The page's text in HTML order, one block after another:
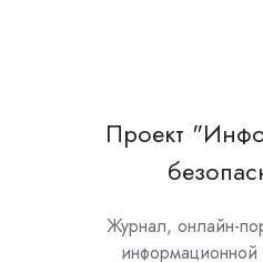
Проект
Журнал, онлайн-
информационной